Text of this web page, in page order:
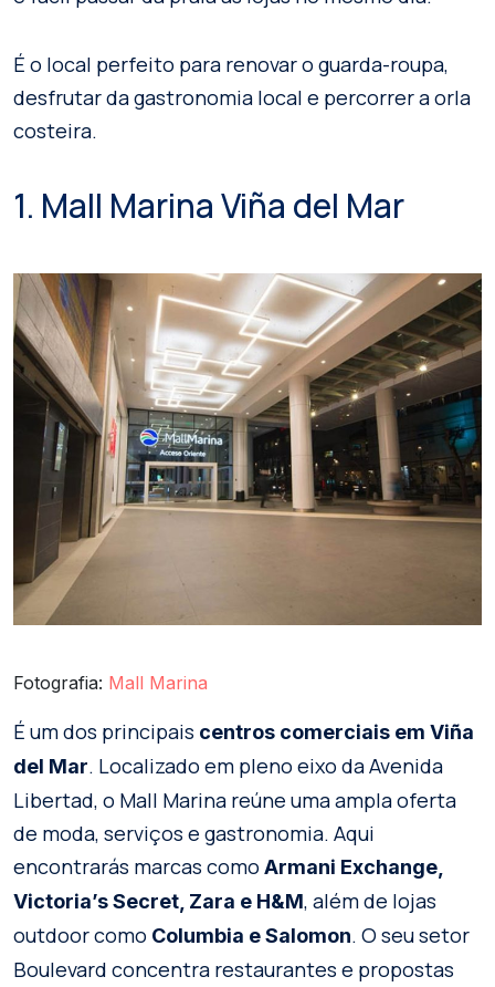
É o local perfeito para renovar o guarda-roupa,
desfrutar da gastronomia local e percorrer a orla
costeira.
1. Mall Marina Viña del Mar
Fotografia: Mall Marina
É um dos principais centros comerciais em Viña
del Mar. Localizado em pleno eixo da Avenida
Libertad, o Mall Marina reúne uma ampla oferta
de moda, serviços e gastronomia. Aqui
encontrarás marcas como Armani Exchange,
Victoria’s Secret, Zara e H&M, além de lojas
outdoor como Columbia e Salomon. O seu setor
Boulevard concentra restaurantes e propostas